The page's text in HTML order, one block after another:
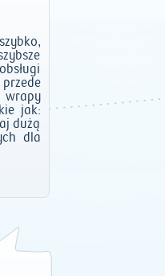
wrapy
jak:
dużą
dla